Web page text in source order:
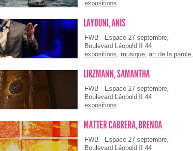
expositions
LAYOUNI, ANIS
FWB - Espace 27 septembre,
Boulevard Léopold II 44
expositions, musique, art de la parole,
LIRZMANN, SAMANTHA
FWB - Espace 27 septembre,
Boulevard Léopold II 44
expositions
MATTER CABRERA, BRENDA
FWB - Espace 27 septembre,
Boulevard Léopold II 44